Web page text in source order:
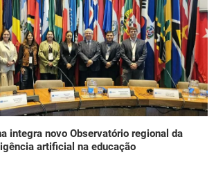
integra novo Observatório regional da
artificial na educação